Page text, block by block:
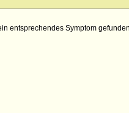
entsprechendes Symptom